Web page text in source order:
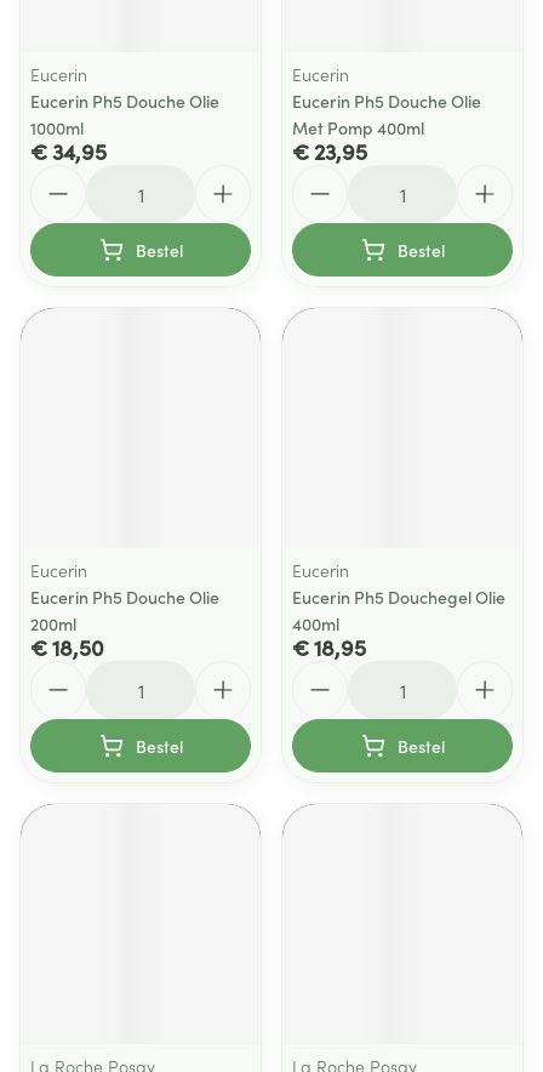
Eucerin
Eucerin Ph5 Douche Olie
1000ml
€ 34,95
Bestel
Eucerin
Eucerin Ph5 Douche Olie
Met Pomp 400ml
€ 23,95
Bestel
Eucerin
Eucerin Ph5 Douche Olie
200ml
€ 18,50
Bestel
Eucerin
Eucerin Ph5 Douchegel Olie
400ml
€ 18,95
Bestel
La Roche Posay La Roche Posay